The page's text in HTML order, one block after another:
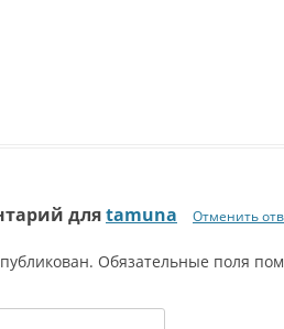
дляtamuna Отменить
Обязательные поля